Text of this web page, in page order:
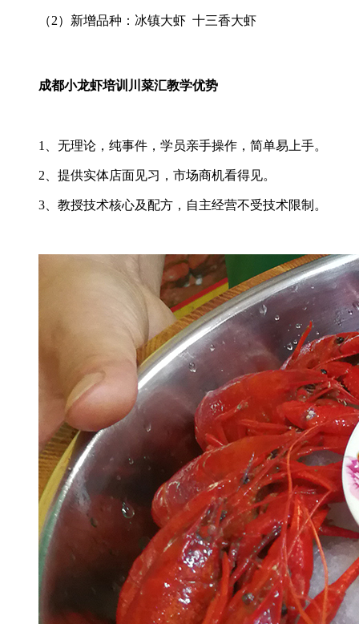
（2）新增品种：冰镇大虾 十三香大虾
成都小龙虾培训川菜汇教学优势
1、无理论，纯事件，学员亲手操作，简单易上手。
2、提供实体店面见习，市场商机看得见。
3、教授技术核心及配方，自主经营不受技术限制。